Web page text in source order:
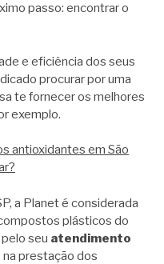
passo: encontrar o
e eficiência dos seus
procurar por uma
te fornecer os melhores
exemplo.
antioxidantes em São
a Planet é considerada
plásticos do
seu atendimento
na prestação dos